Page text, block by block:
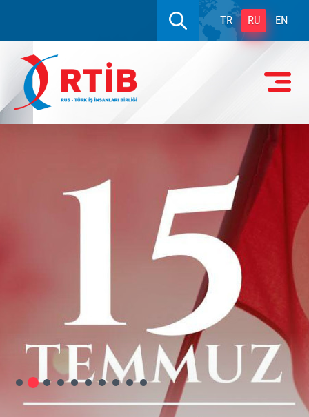
TR RU EN